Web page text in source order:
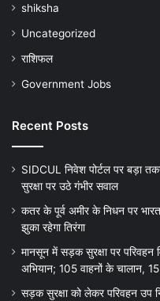
shiksha
Uncategorized
राशिफल
Government Jobs
Recent Posts
SIDCUL निवेश पोर्टल पर बड़ा
सुरक्षा पर उठे गंभीर सवाल
कतर के पूर्व अमीर के निधन पर
झुका रहेगा तिरंगा
मानसून में सड़क सुरक्षा पर परिवहन
अभियान; 105 वाहनों के चालान,
सड़क सुरक्षा को लेकर परिवहन उप